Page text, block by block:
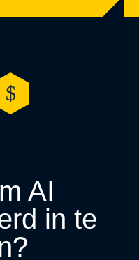
AI
in te